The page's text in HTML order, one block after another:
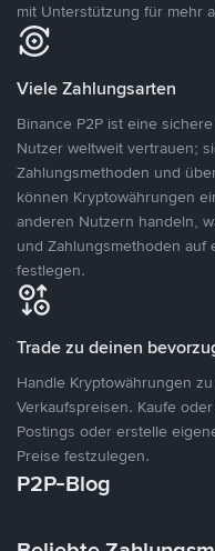
mit Unterstützung für mehr
Viele Zahlungsarten
Binance P2P ist eine
Nutzer weltweit vertrauen;
Zahlungsmethoden und
können Kryptowährungen
anderen Nutzern handeln,
und Zahlungsmethoden auf
festlegen.
Trade zu deinen
Handle Kryptowährungen
Verkaufspreisen. Kaufe
Postings oder erstelle
Preise festzulegen.
P2P-Blog